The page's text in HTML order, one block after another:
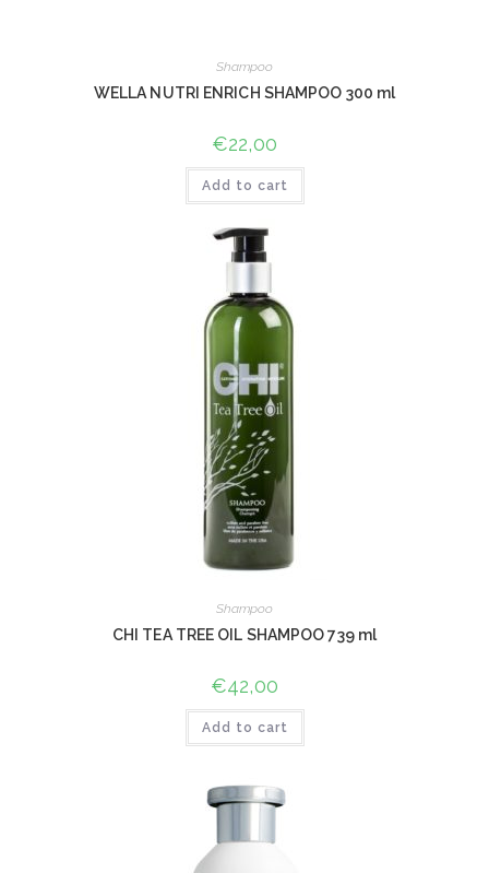
Shampoo
WELLA NUTRI ENRICH SHAMPOO 300 ml
€22,00
Add to cart
Shampoo
CHI TEA TREE OIL SHAMPOO 739 ml
€42,00
Add to cart